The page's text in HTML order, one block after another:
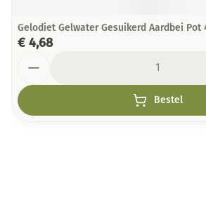
Gelodiet Gelwater Gesuikerd Aardbei Pot
€ 4,68
Bestel